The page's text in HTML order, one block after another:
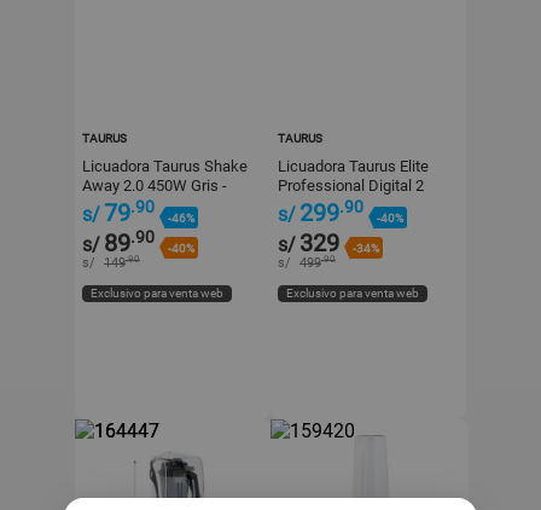
TAURUS
Licuadora Taurus Shake
Away 2.0 450W Gris -
Vasos de 600ml
s/79.90
-46%
s/ 89.90
-40%
s/ 149.90
Exclusivo para venta web
TAURUS
Licuadora Taurus Elite
Professional Digital 2
litros Negro
s/ 299.90
-40%
s/ 329 -34%
s/ 499.90
Exclusivo para venta web